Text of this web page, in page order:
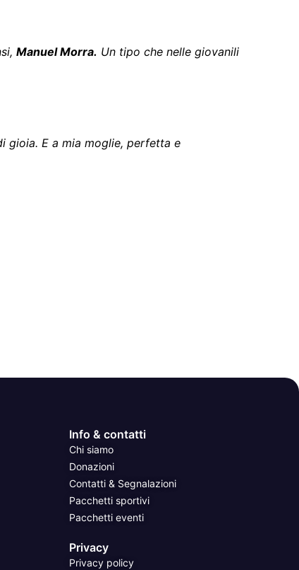
Manuel Morra. Un tipo che nelle giovanili
gioia. E a mia moglie, perfetta e
Info & contatti
Chi siamo
Donazioni
Contatti & Segnalazioni
Pacchetti sportivi
Pacchetti eventi
Privacy
Privacy policy